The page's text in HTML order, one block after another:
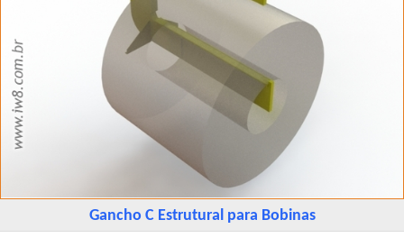
Gancho C Estrutural para Bobinas